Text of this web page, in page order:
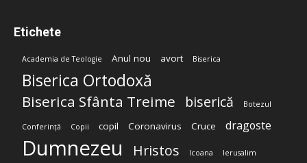
Etichete
Academia de Teologie Anul nou avort Biserica
Biserica Ortodoxă
Biserica Sfânta Treime biserică Botezul
Conferință Copii copil Coronavirus Cruce dragoste
Dumnezeu Hristos Icoana Ierusalim